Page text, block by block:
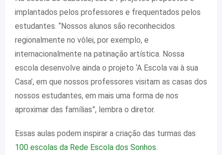
implantados pelos professores e frequentados pelos
estudantes. “Nossos alunos são reconhecidos
regionalmente no vôlei, por exemplo, e
internacionalmente na patinação artística. Nossa
escola desenvolve ainda o projeto ‘A Escola vai à sua
Casa’, em que nossos professores visitam as casas dos
nossos estudantes, em mais uma forma de nos
aproximar das famílias”, lembra o diretor.
Essas aulas podem inspirar a criação das turmas das
100 escolas da Rede Escola dos Sonhos.